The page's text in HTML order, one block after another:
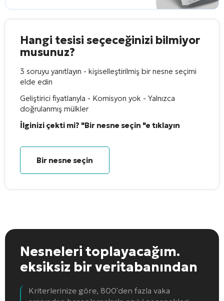
Hangi tesisi seçeceğinizi bilmiyor
musunuz?
3 soruyu yanıtlayın - kişiselleştirilmiş bir nesne seçimi
elde edin
Geliştirici fiyatlarıyla - Komisyon yok - Yalnızca
doğrulanmış mülkler
İlginizi çekti mi? "Bir nesne seçin "e tıklayın
Bir nesne seçin
Nesneleri toplayacağım.
eksiksiz bir veritabanından
Kriterlerinize göre, 800'den fazla vaka